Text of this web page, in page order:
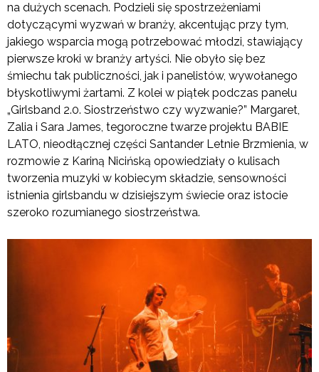
na dużych scenach. Podzieli się spostrzeżeniami
dotyczącymi wyzwań w branży, akcentując przy tym,
jakiego wsparcia mogą potrzebować młodzi, stawiający
pierwsze kroki w branży artyści. Nie obyło się bez
śmiechu tak publiczności, jak i panelistów, wywołanego
błyskotliwymi żartami. Z kolei w piątek podczas panelu
„Girlsband 2.0. Siostrzeństwo czy wyzwanie?” Margaret,
Zalia i Sara James, tegoroczne twarze projektu BABIE
LATO, nieodłącznej części Santander Letnie Brzmienia, w
rozmowie z Kariną Nicińską opowiedziały o kulisach
tworzenia muzyki w kobiecym składzie, sensowności
istnienia girlsbandu w dzisiejszym świecie oraz istocie
szeroko rozumianego siostrzeństwa.